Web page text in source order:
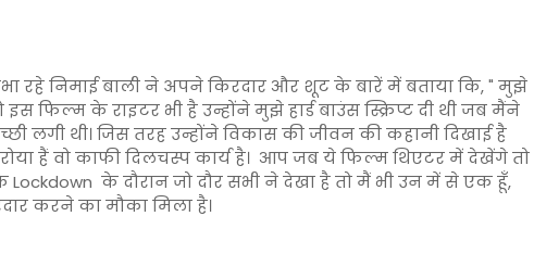
रहे निमाई बाली ने अपने किरदार और शूट के बारें में बताया कि, " मुझे
फिल्म के राइटर भी है उन्होंने मुझे हार्ड बाउंस स्क्रिप्ट दी थी जब मैंने
लगी थी। जिस तरह उन्होंने विकास की जीवन की कहानी दिखाई है
हैं वो काफी दिलचस्प कार्य है। आप जब ये फिल्म थिएटर में देखेंगे तो
के दौरान जो दौर सभी ने देखा है तो मैं भी उन में से एक हूँ,
करने का मौका मिला है।